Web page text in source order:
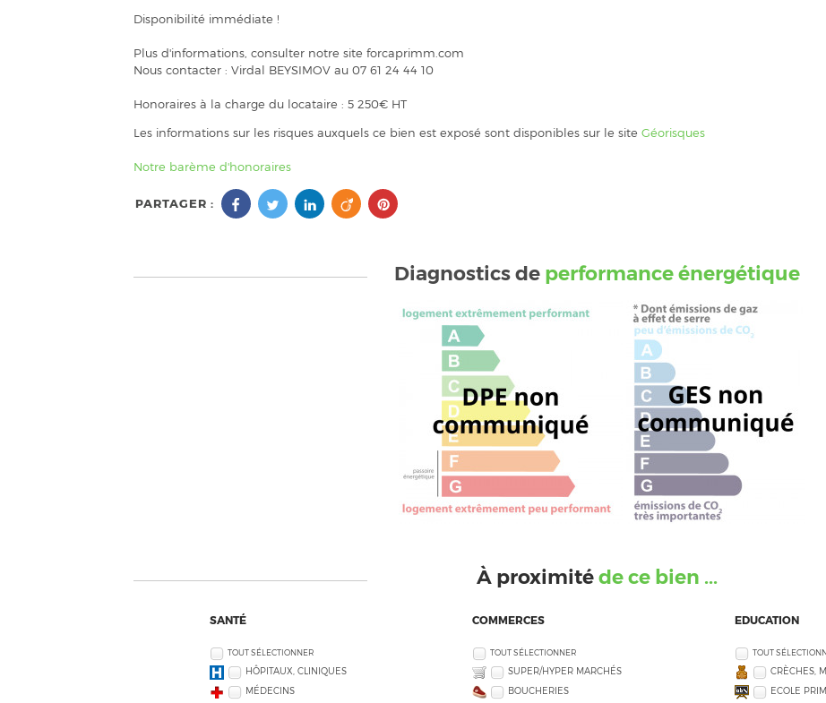
Disponibilité immédiate !
Plus d'informations, consulter notre site forcaprimm.com
Nous contacter : Virdal BEYSIMOV au 07 61 24 44 10
Honoraires à la charge du locataire : 5 250€ HT
Les informations sur les risques auxquels ce bien est exposé sont disponibles sur le site Géorisques
Notre barème d'honoraires
PARTAGER :
Diagnostics de performance énergétique
À proximitéde ce bien ...
SANTÉ
TOUT SÉLECTIONNER
HÔPITAUX, CLINIQUES
MÉDECINS
COMMERCES
TOUT SÉLECTIONNER
SUPER/HYPER MARCHÉS
BOUCHERIES
EDUCATION
TOUT
CRÈCHES,
ECOLE